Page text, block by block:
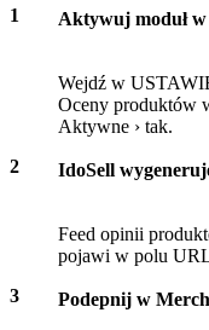
1 Aktywuj moduł
Wejdź w
Oceny produktów
Aktywne › tak.
2
IdoSell
Feed opinii
pojawi w polu
3
Podepnij w